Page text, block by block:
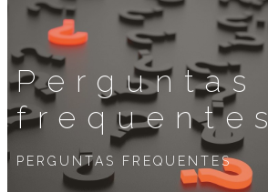
Perguntas
frequentes
PERGUNTAS FREQUENTES